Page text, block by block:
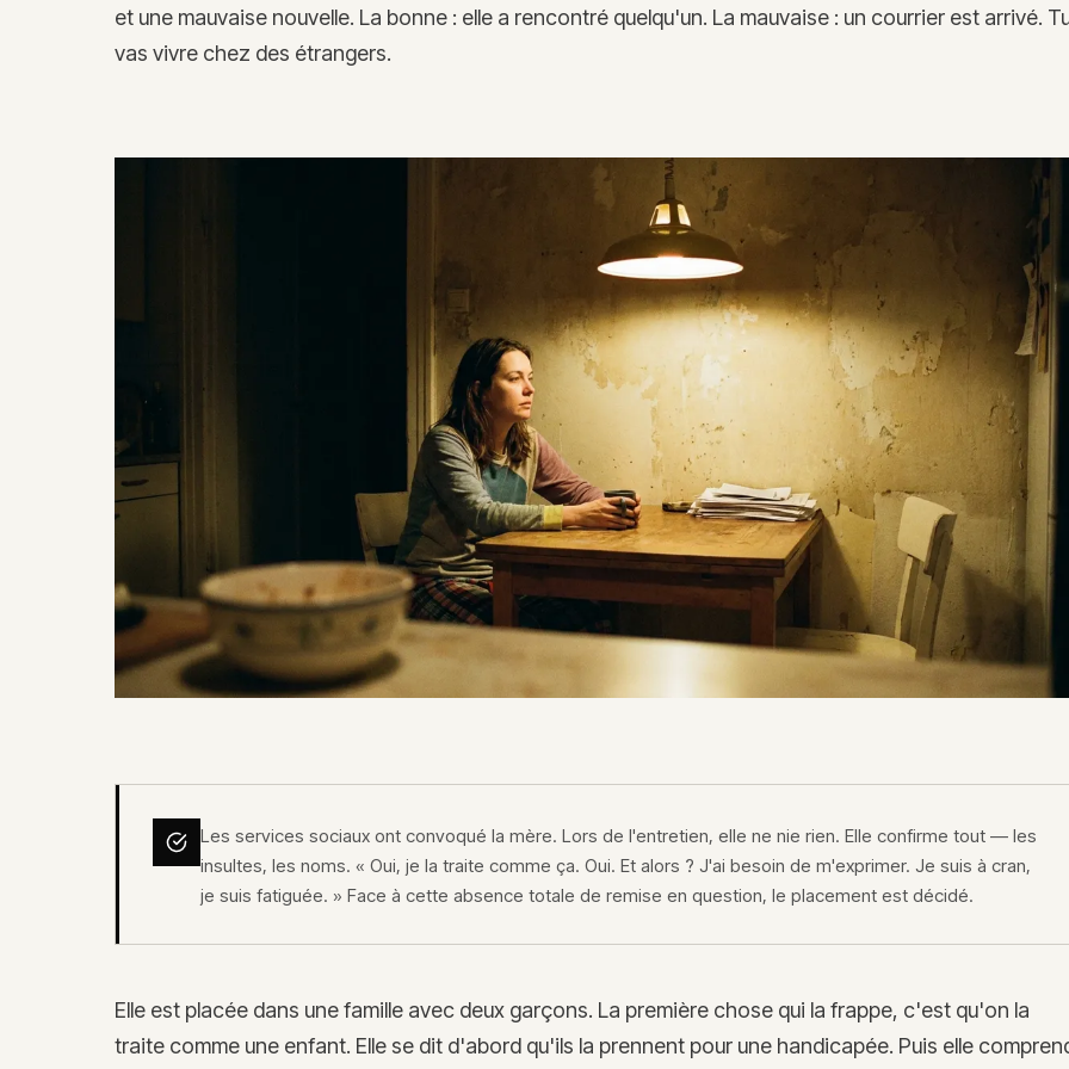
et une mauvaise nouvelle. La bonne : elle a rencontré quelqu'un. La mauvaise : un courrier est arrivé.
vas vivre chez des étrangers.
Les services sociaux ont convoqué la mère. Lors de l'entretien, elle ne nie rien. Elle confirme tout — les
insultes, les noms. « Oui, je la traite comme ça. Oui. Et alors ? J'ai besoin de m'exprimer. Je suis à cran,
je suis fatiguée. » Face à cette absence totale de remise en question, le placement est décidé.
Elle est placée dans une famille avec deux garçons. La première chose qui la frappe, c'est qu'on la
traite comme une enfant. Elle se dit d'abord qu'ils la prennent pour une handicapée. Puis elle